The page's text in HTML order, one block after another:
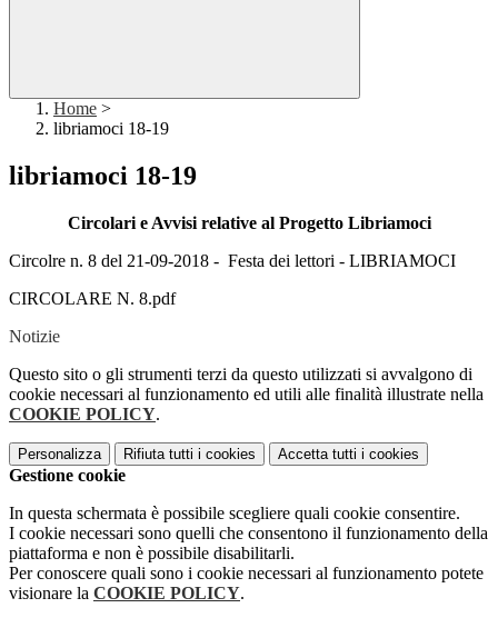
Home >
libriamoci 18-19
libriamoci 18-19
Circolari e Avvisi relative al Progetto Libriamoci
Circolre n. 8 del 21-09-2018 - Festa dei lettori - LIBRIAMOCI
CIRCOLARE N. 8.pdf
Notizie
Questo sito o gli strumenti terzi da questo utilizzati si avvalgono di
cookie necessari al funzionamento ed utili alle finalità illustrate nella
COOKIE POLICY.
Personalizza Rifiuta tutti i cookies Accetta tutti i cookies
Gestione cookie
In questa schermata è possibile scegliere quali cookie consentire.
I cookie necessari sono quelli che consentono il funzionamento della
piattaforma e non è possibile disabilitarli.
Per conoscere quali sono i cookie necessari al funzionamento potete
visionare la COOKIE POLICY.